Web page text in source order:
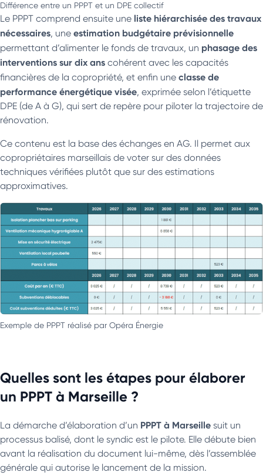
Différence entre un PPPT et un DPE collectif
Le PPPT comprend ensuite une liste hiérarchisée des travaux
nécessaires, une estimation budgétaire prévisionnelle
permettant d’alimenter le fonds de travaux, un phasage des
interventions sur dix ans cohérent avec les capacités
financières de la copropriété, et enfin une classe de
performance énergétique visée, exprimée selon l’étiquette
DPE (de A à G), qui sert de repère pour piloter la trajectoire de
rénovation.
Ce contenu est la base des échanges en AG. Il permet aux
copropriétaires marseillais de voter sur des données
techniques vérifiées plutôt que sur des estimations
approximatives.
Exemple de PPPT réalisé par Opéra Énergie
Quelles sont les étapes pour élaborer
un PPPT à Marseille ?
La démarche d’élaboration d’un PPPT à Marseille suit un
processus balisé, dont le syndic est le pilote. Elle débute bien
avant la réalisation du document lui-même, dès l’assemblée
générale qui autorise le lancement de la mission.